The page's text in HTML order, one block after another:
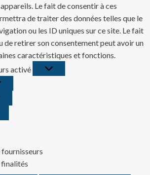
Le fait de consentir à ces
de traiter des données telles que le
ou les ID uniques sur ce site. Le fait
de retirer son consentement peut avoir un
caractéristiques et fonctions.
activé
finalités